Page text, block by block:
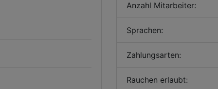
Anzahl Mitarbeiter:
Sprachen:
Zahlungsarten:
Rauchen erlaubt: